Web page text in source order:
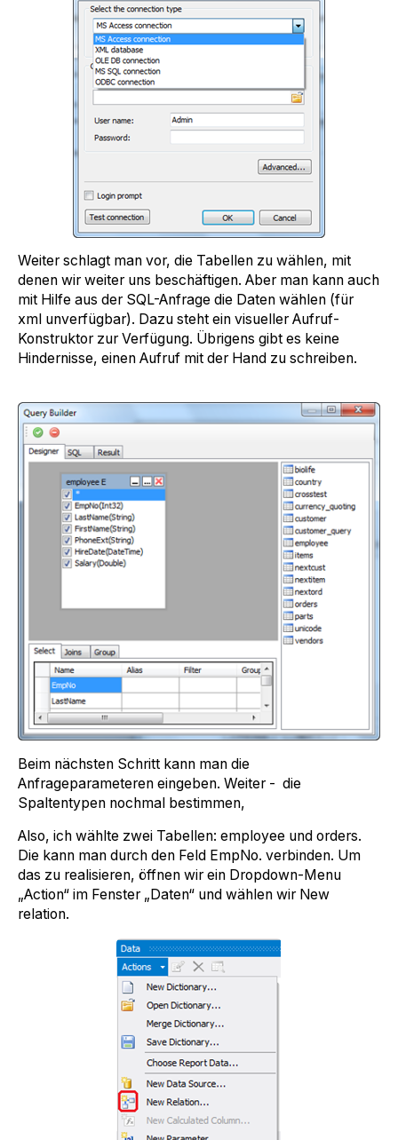
Weiter schlagt man vor, die Tabellen zu wählen, mit
denen wir weiter uns beschäftigen. Aber man kann auch
mit Hilfe aus der SQL-Anfrage die Daten wählen (für
xml unverfügbar). Dazu steht ein visueller Aufruf-
Konstruktor zur Verfügung. Übrigens gibt es keine
Hindernisse, einen Aufruf mit der Hand zu schreiben.
Beim nächsten Schritt kann man die
Anfrageparameteren eingeben. Weiter - die
Spaltentypen nochmal bestimmen,
Also, ich wählte zwei Tabellen: employee und orders.
Die kann man durch den Feld EmpNo. verbinden. Um
das zu realisieren, öffnen wir ein Dropdown-Menu
„Action“ im Fenster „Daten“ und wählen wir New
relation.